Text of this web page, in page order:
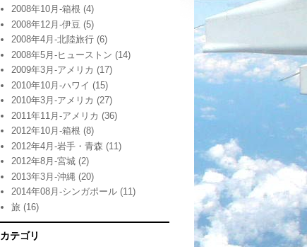
2008年10月-箱根 (4)
2008年12月-伊豆 (5)
2008年4月-北陸旅行 (6)
2008年5月-ヒューストン (14)
2009年3月-アメリカ (17)
2010年10月-ハワイ (15)
2010年3月-アメリカ (27)
2011年11月-アメリカ (36)
2012年10月-箱根 (8)
2012年4月-岩手・青森 (11)
2012年8月-宮城 (2)
2013年3月-沖縄 (20)
2014年08月-シンガポール (11)
旅 (16)
カテゴリ